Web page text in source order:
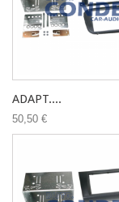
ADAPT....
50,50 €